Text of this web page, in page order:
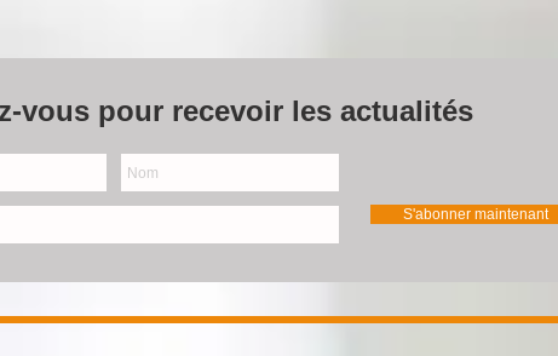
vous pour recevoir les actualités
S'abonner maintenant